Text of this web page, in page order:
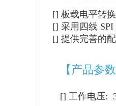
[] 板载电平转
[] 采用四线
[] 提供完善的配
【产品参数
[] 工作电压: